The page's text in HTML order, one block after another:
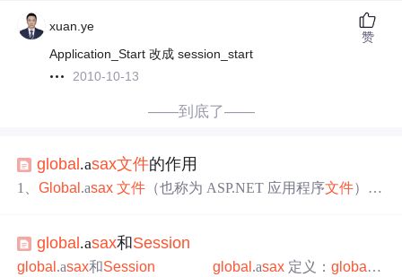
xuan.ye
Application_Start 改成 session_start
2010-10-13
赞
——到底了——
global .asax文件的作用
1、Global .asax 文件 （也称为 ASP.NET 应用程序文件）是
sax 文件驻留在 ASP.NET 应用程序的根目录中。运行时，
分析Global.asax并将其编译到一个动态生成的 .NET Fr
global .asax和Session
global .asax和Session global .asax 定义：global.a